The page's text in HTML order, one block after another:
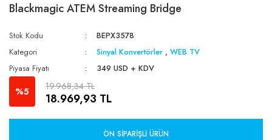
Blackmagic ATEM Streaming Bridge
Stok Kodu
BEPX3578
Kategori
Sinyal Konvertörler ,WEB TV
Piyasa Fiyatı
349 USD + KDV
%5 19.968,34 TL
18.969,93 TL
ÖN SIPARIŞLI ÜRÜN